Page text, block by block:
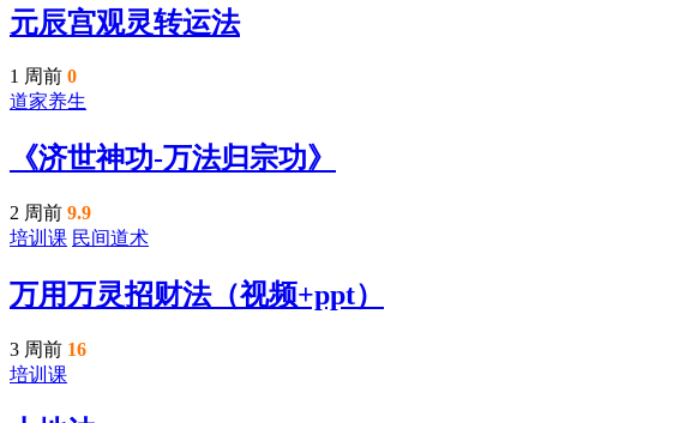
元辰宫观灵转运法
1 周前 0
道家养生
《济世神功-万法归宗功》
2 周前 9.9
培训课 民间道术
万用万灵招财法（视频+ppt）
3 周前 16
培训课